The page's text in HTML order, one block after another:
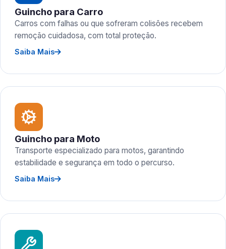
Guincho para Carro
Carros com falhas ou que sofreram colisões recebem
remoção cuidadosa, com total proteção.
Saiba Mais
Guincho para Moto
Transporte especializado para motos, garantindo
estabilidade e segurança em todo o percurso.
Saiba Mais